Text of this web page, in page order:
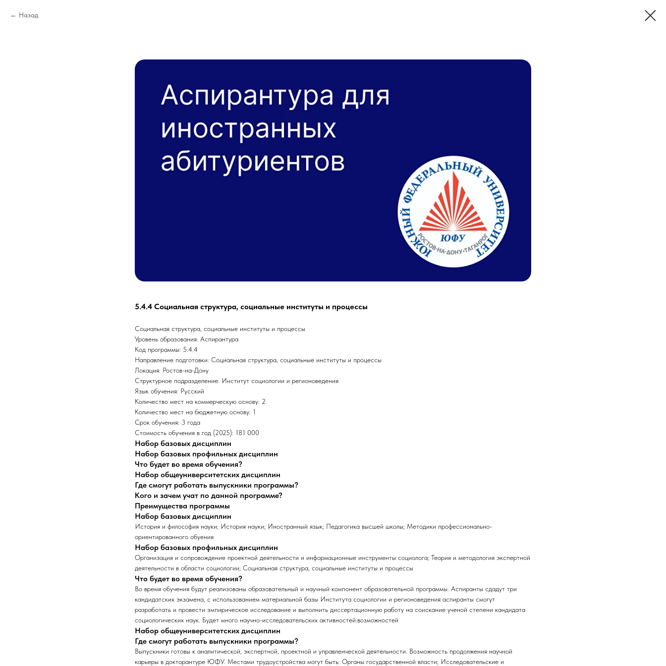
Назад
5.4.4 Социальная структура, социальные институты и процессы
Социальная структура, социальные институты и процессы
Уровень образования: Аспирантура
Код программы: 5.4.4
Направление подготовки: Социальная структура, социальные институты и процессы
Локация: Ростов-на-Дону
Структурное подразделение: Институт социологии и регионоведения
Язык обучения: Русский
Количество мест на коммерческую основу: 2
Количество мест на бюджетную основу: 1
Срок обучения: 3 года
Стоимость обучения в год (2025): 181 000
Набор базовых дисциплин
Набор базовых профильных дисциплин
Что будет во время обучения?
Набор общеуниверситетских дисциплин
Где смогут работать выпускники программы?
Кого и зачем учат по данной программе?
Преимущества программы
Набор базовых дисциплин
История и философия науки; История науки; Иностранный язык; Педагогика высшей школы; Методики профессионально-
ориентированного обуения
Набор базовых профильных дисциплин
Организация и сопровождение проектной деятельности и информационные инструменты социолога; Теория и методология экспертной
деятельности в области социологии; Социальная структура, социальные институты и процессы
Что будет во время обучения?
Во время обучения будут реализованы образовательный и научный компонент образовательной программы. Аспиранты сдадут три
кандидатских экзамена, с использованием материальной базы Института социологии и регионоведения аспиранты смогут
разработать и провести эмпирическое исследование и выполнить диссертационную работу на соискание ученой степени кандидата
социологических наук. Будет много научно-исследовательских активностей.возможностей
Набор общеуниверситетских дисциплин
Где смогут работать выпускники программы?
Выпускники готовы к аналитической, экспертной, проектной и управленческой деятельности. Возможность продолжения научной
карьеры в докторантуре ЮФУ. Местами трудоустройства могут быть: Органы государственной власти; Исследовательские и